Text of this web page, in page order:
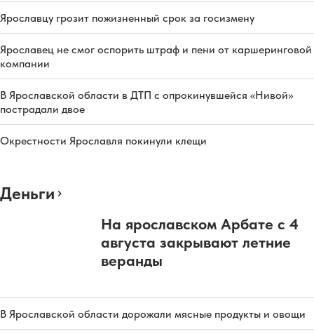
Ярославцу грозит пожизненный срок за госизмену
Ярославец не смог оспорить штраф и пени от каршеринговой
компании
В Ярославской области в ДТП с опрокинувшейся «Нивой»
пострадали двое
Окрестности Ярославля покинули клещи
Деньги
На ярославском Арбате с 4
августа закрывают летние
веранды
В Ярославской области дорожали мясные продукты и овощи